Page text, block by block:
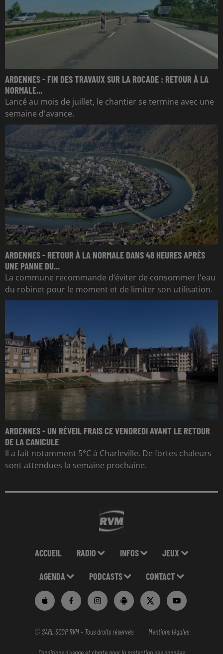
ARDENNES - FIN DES TRAVAUX SUR LA ROCADE : RETOUR À LA
NORMALE...
Lancé au mois de juillet, le chantier se termine avec une
semaine d'avance.
ARDENNES - RETOUR À LA NORMALE DANS 48 HEURES APRÈS
UNE PANNE DU...
La commune recommande d’éviter de consommer l'eau
du robinet pour le moment et de limiter son utilisation.
ARDENNES - UN RÉVEIL FRAIS CE VENDREDI AVANT LE RETOUR
DE LA CANICULE
Il a fait notamment 5°C à Charleville. De fortes chaleurs
sont attendues la semaine prochaine.
ACCUEIL RADIO INFOS JEUX
AGENDA PODCASTS CONTACT
© SARL SCOP RVM - Tous droits réservés Mentions légales